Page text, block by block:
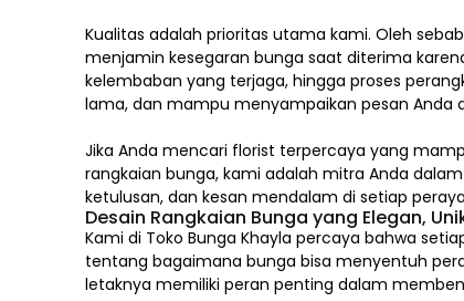
Kualitas adalah prioritas utama kami. Oleh
menjamin kesegaran bunga saat diterima
kelembaban yang terjaga, hingga proses
lama, dan mampu menyampaikan pesan Anda
Jika Anda mencari florist terpercaya yang
rangkaian bunga, kami adalah mitra Anda
ketulusan, dan kesan mendalam di setiap
Desain Rangkaian Bunga yang Elegan,
Kami di Toko Bunga Khayla percaya bahwa
tentang bagaimana bunga bisa menyentuh
letaknya memiliki peran penting dalam